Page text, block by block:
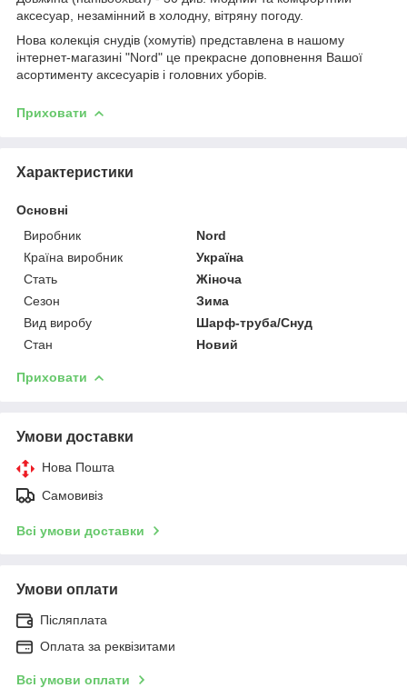
аксесуар, незамінний в холодну, вітряну погоду.
Нова колекція снудів (хомутів) представлена в нашому
інтернет-магазині "Nord" це прекрасне доповнення Вашої
асортименту аксесуарів і головних уборів.
Приховати
Характеристики
Основні
Виробник
Nord
Країна виробник
Україна
Стать
Жіноча
Сезон
Зима
Вид виробу
Шарф-труба/Снуд
Стан
Новий
Приховати
Умови доставки
Нова Пошта
Самовивіз
Всі умови доставки
Умови оплати
Післяплата
Оплата за реквізитами
Всі умови оплати